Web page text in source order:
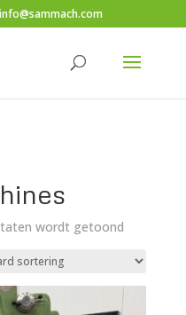
info@sammach.com
wordt getoond